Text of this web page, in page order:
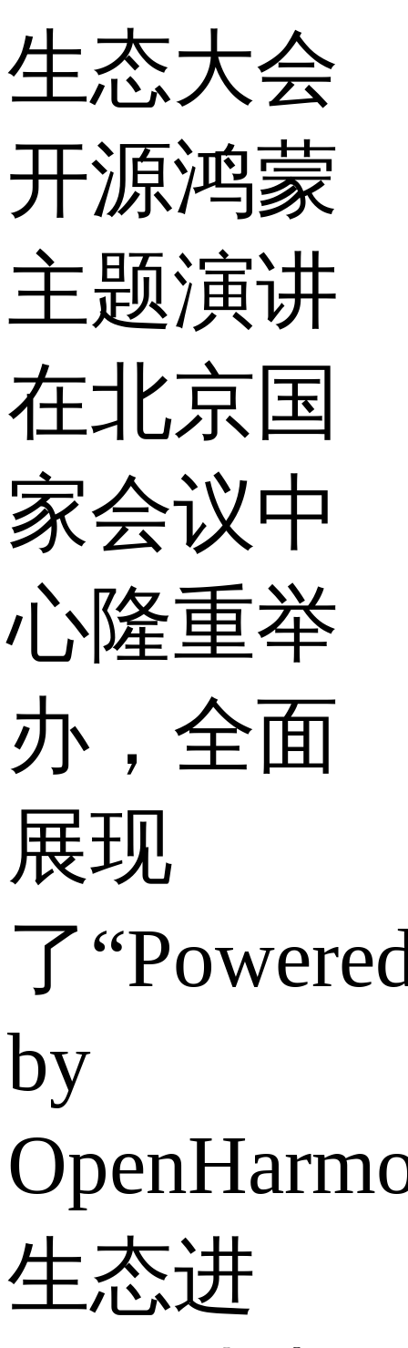
生态大会
开源鸿蒙
主题演讲
在北京国
家会议中
心隆重举
办，全面
展现
了
by
生态进